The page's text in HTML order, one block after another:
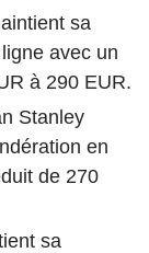
sa
avec un
à 290 EUR.
Stanley
en
de 270
sa